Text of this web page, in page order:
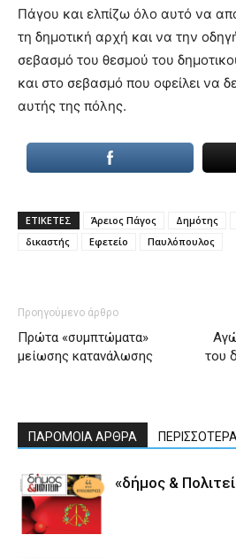
Πάγου και ελπίζω όλο αυτό να
τη δημοτική αρχή και να την
σεβασμό του θεσμού του
και στο σεβασμό που οφείλει να
αυτής της πόλης.
ΕΤΙΚΕΤΕΣ Άρειος Πάγος Δημότης
δικαστής
Εφετείο Παυλόπουλος
Προηγούμενο άρθρο
Πρώτα «συμπτώματα»
μείωσης κατανάλωσης
του
ΠΑΡΟΜΟΙΑ ΑΡΘΡΑ
«δήμος &